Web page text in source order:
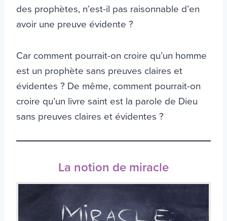
des prophètes, n’est-il pas raisonnable d’en
avoir une preuve évidente ?
Car comment pourrait-on croire qu’un homme
est un prophète sans preuves claires et
évidentes ? De même, comment pourrait-on
croire qu’un livre saint est la parole de Dieu
sans preuves claires et évidentes ?
La notion de miracle